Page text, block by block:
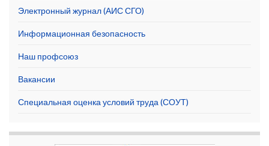
Электронный журнал (АИС СГО)
Информационная безопасность
Наш профсоюз
Вакансии
Специальная оценка условий труда (СОУТ)